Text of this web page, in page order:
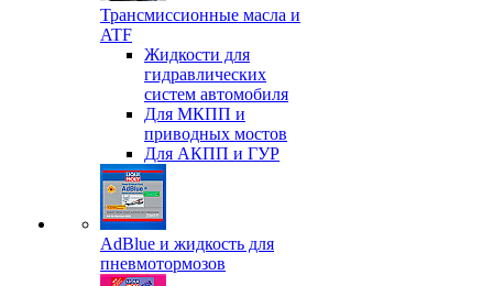
Трансмиссионные масла и
ATF
Жидкости для
гидравлических
систем автомобиля
Для МКПП и
приводных мостов
Для АКПП и ГУР
AdBlue и жидкость для
пневмотормозов